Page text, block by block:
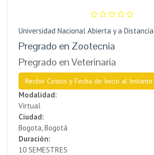
Universidad Nacional Abierta y a Distancia
Pregrado en Zootecnia
Pregrado en Veterinaria
Recibir Costos y Fecha de Inicio al Instante
Modalidad:
Virtual
Ciudad:
Bogota, Bogotá
Duración:
10 SEMESTRES